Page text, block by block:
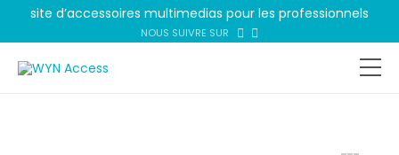
site d’accessoires multimedias pour les professionnels
NOUS SUIVRE SUR